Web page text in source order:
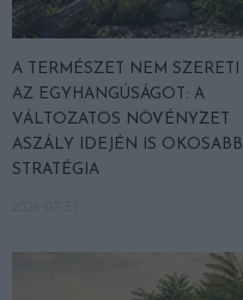
A TERMÉSZET NEM SZERETI
AZ EGYHANGÚSÁGOT: A
VÁLTOZATOS NÖVÉNYZET
ASZÁLY IDEJÉN IS OKOSABB
STRATÉGIA